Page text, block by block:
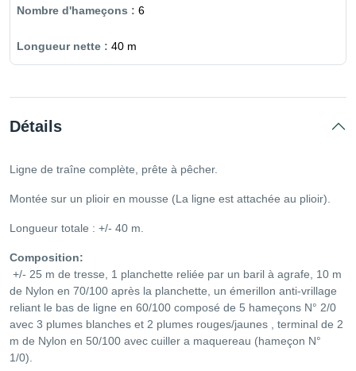
6
40 m
Détails
Ligne de traîne complète, prête à pêcher.
Montée sur un plioir en mousse (La ligne est attachée au plioir).
Longueur totale : +/- 40 m.
Composition:
+/- 25 m de tresse, 1 planchette reliée par un baril à agrafe, 10 m
de Nylon en 70/100 après la planchette, un émerillon anti-vrillage
reliant le bas de ligne en 60/100 composé de 5 hameçons N° 2/0
avec 3 plumes blanches et 2 plumes rouges/jaunes , terminal de 2
m de Nylon en 50/100 avec cuiller a maquereau (hameçon N°
1/0).